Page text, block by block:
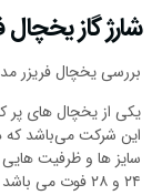
شارژ گاز یخچال
بررسی یخچال فریزر
یکی از یخچال های پر
این شرکت می‌باشد که
سایز ها و ظرفیت هایی
۲۴ و ۲۸ فوت می باشد